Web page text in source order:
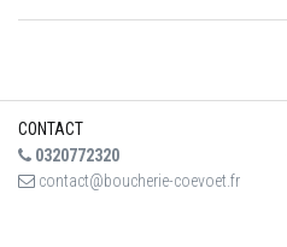
CONTACT
0320772320
contact@boucherie-coevoet.fr